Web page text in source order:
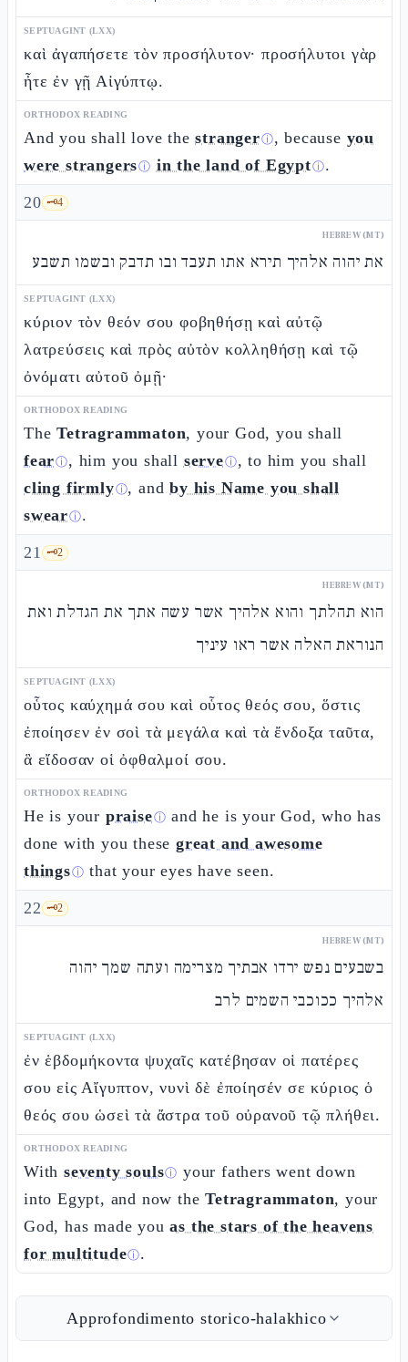
SEPTUAGINT (LXX)
καὶ ἀγαπήσετε τὸν προσήλυτον· προσήλυτοι γὰρ
ἦτε ἐν γῇ Αἰγύπτῳ.
ORTHODOX READING
And you shall love thestrangerⓘ, because you
were strangersⓘ in the land of Egyptⓘ.
20 🗝️4
HEBREW (MT)
את יהוה אלהיך תירא אתו תעבד ובו תדבק ובשמו תשבע
SEPTUAGINT (LXX)
κύριον τὸν θεόν σου φοβηθήσῃ καὶ αὐτῷ
λατρεύσεις καὶ πρὸς αὐτὸν κολληθήσῃ καὶ τῷ
ὀνόματι αὐτοῦ ὀμῇ·
ORTHODOX READING
TheTetragrammaton, your God, you shall
fearⓘ, him you shall serveⓘ, to him you shall
cling firmlyⓘ, andby his Name you shall
swearⓘ.
21 🗝️2
HEBREW (MT)
הוא תהלתך והוא אלהיך אשר עשה אתך את הגדלת ואת
הנוראת האלה אשר ראו עיניך
SEPTUAGINT (LXX)
οὗτος καύχημά σου καὶ οὗτος θεός σου, ὅστις
ἐποίησεν ἐν σοὶ τὰ μεγάλα καὶ τὰ ἔνδοξα ταῦτα,
ἃ εἴδοσαν οἱ ὀφθαλμοί σου.
ORTHODOX READING
He is your praiseⓘ and he is your God, who has
done with you thesegreat and awesome
thingsⓘ that your eyes have seen.
22 🗝️2
HEBREW (MT)
בשבעים נפש ירדו אבתיך מצרימה ועתה שמך יהוה
אלהיך ככוכבי השמים לרב
SEPTUAGINT (LXX)
ἐν ἑβδομήκοντα ψυχαῖς κατέβησαν οἱ πατέρες
σου εἰς Αἴγυπτον, νυνὶ δὲ ἐποίησέν σε κύριος ὁ
θεός σου ὡσεὶ τὰ ἄστρα τοῦ οὐρανοῦ τῷ πλήθει.
ORTHODOX READING
With seventy soulsⓘ your fathers went down
into Egypt, and now theTetragrammaton, your
God, has made youas the stars of the heavens
for multitudeⓘ.
Approfondimento storico-halakhico